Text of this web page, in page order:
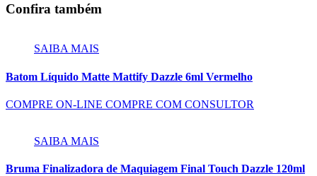
Confira também
SAIBA MAIS
Batom Líquido Matte Mattify Dazzle 6ml Vermelho
COMPRE ON-LINE COMPRE COM CONSULTOR
SAIBA MAIS
Bruma Finalizadora de Maquiagem Final Touch Dazzle 120ml